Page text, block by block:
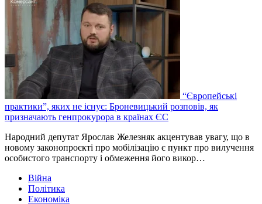
“Європейські
практики”, яких не існує: Броневицький розповів, як
призначають генпрокурора в країнах ЄС
Народний депутат Ярослав Железняк акцентував увагу, що в
новому законопроєкті про мобілізацію є пункт про вилучення
особистого транспорту і обмеження його викор…
Війна
Політика
Економіка